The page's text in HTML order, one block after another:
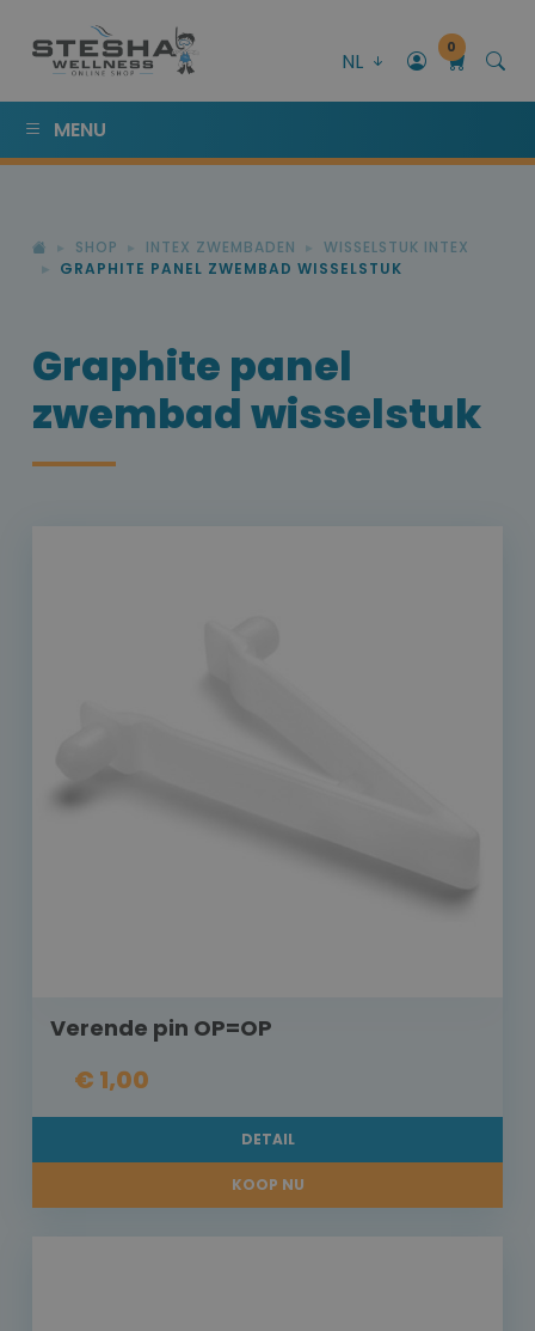
NL
0
MENU
SHOP INTEX ZWEMBADEN
WISSELSTUK INTEX
GRAPHITE PANEL ZWEMBAD WISSELSTUK
Graphite panel
zwembad wisselstuk
Verende pin OP=OP
€ 1,00
DETAIL
KOOP NU